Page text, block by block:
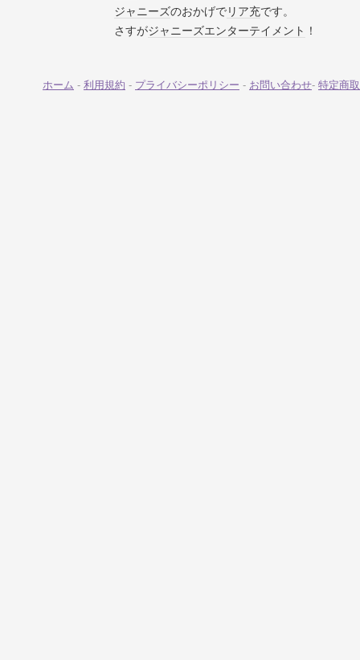
ジャニーズのおかげでリア充です。
さすがジャニーズエンターテイメント ！
ホーム - 利用規約 - プライバシーポリシー - お問い合わせ- 特定商